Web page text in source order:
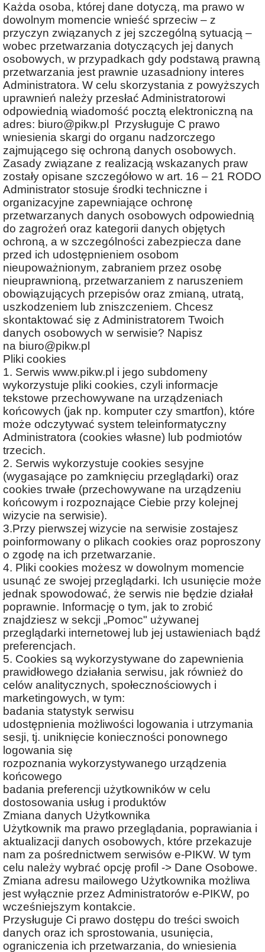
Każda osoba, której dane dotyczą, ma prawo w
dowolnym momencie wnieść sprzeciw – z
przyczyn związanych z jej szczególną sytuacją –
wobec przetwarzania dotyczących jej danych
osobowych, w przypadkach gdy podstawą prawną
przetwarzania jest prawnie uzasadniony interes
Administratora. W celu skorzystania z powyższych
uprawnień należy przesłać Administratorowi
odpowiednią wiadomość pocztą elektroniczną na
adres: biuro@pikw.pl Przysługuje C prawo
wniesienia skargi do organu nadzorczego
zajmującego się ochroną danych osobowych.
Zasady związane z realizacją wskazanych praw
zostały opisane szczegółowo w art. 16 – 21 RODO
Administrator stosuje środki techniczne i
organizacyjne zapewniające ochronę
przetwarzanych danych osobowych odpowiednią
do zagrożeń oraz kategorii danych objętych
ochroną, a w szczególności zabezpiecza dane
przed ich udostępnieniem osobom
nieupoważnionym, zabraniem przez osobę
nieuprawnioną, przetwarzaniem z naruszeniem
obowiązujących przepisów oraz zmianą, utratą,
uszkodzeniem lub zniszczeniem. Chcesz
skontaktować się z Administratorem Twoich
danych osobowych w serwisie? Napisz
na biuro@pikw.pl
Pliki cookies
1. Serwis www.pikw.pl i jego subdomeny
wykorzystuje pliki cookies, czyli informacje
tekstowe przechowywane na urządzeniach
końcowych (jak np. komputer czy smartfon), które
może odczytywać system teleinformatyczny
Administratora (cookies własne) lub podmiotów
trzecich.
2. Serwis wykorzystuje cookies sesyjne
(wygasające po zamknięciu przeglądarki) oraz
cookies trwałe (przechowywane na urządzeniu
końcowym i rozpoznające Ciebie przy kolejnej
wizycie na serwisie).
3.Przy pierwszej wizycie na serwisie zostajesz
poinformowany o plikach cookies oraz poproszony
o zgodę na ich przetwarzanie.
4. Pliki cookies możesz w dowolnym momencie
usunąć ze swojej przeglądarki. Ich usunięcie może
jednak spowodować, że serwis nie będzie działał
poprawnie. Informację o tym, jak to zrobić
znajdziesz w sekcji „Pomoc" używanej
przeglądarki internetowej lub jej ustawieniach bądź
preferencjach.
5. Cookies są wykorzystywane do zapewnienia
prawidłowego działania serwisu, jak również do
celów analitycznych, społecznościowych i
marketingowych, w tym:
badania statystyk serwisu
udostępnienia możliwości logowania i utrzymania
sesji, tj. uniknięcie konieczności ponownego
logowania się
rozpoznania wykorzystywanego urządzenia
końcowego
badania preferencji użytkowników w celu
dostosowania usług i produktów
Zmiana danych Użytkownika
Użytkownik ma prawo przeglądania, poprawiania i
aktualizacji danych osobowych, które przekazuje
nam za pośrednictwem serwisów e-PIKW. W tym
celu należy wybrać opcję profil -> Dane Osobowe.
Zmiana adresu mailowego Użytkownika możliwa
jest wyłącznie przez Administratorów e-PIKW, po
wcześniejszym kontakcie.
Przysługuje Ci prawo dostępu do treści swoich
danych oraz ich sprostowania, usunięcia,
ograniczenia ich przetwarzania, do wniesienia